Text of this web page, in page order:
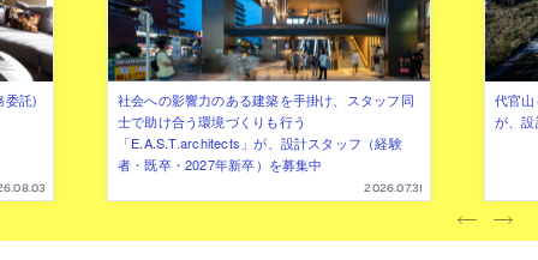
委託)
社会への影響力のある建築を手掛け、スタッフ同
士で助け合う環境づくりも行う
「E.A.S.T.architects」が、設計スタッフ（経験
者・既卒・2027年新卒）を募集中
2026.07.31
代官
が、